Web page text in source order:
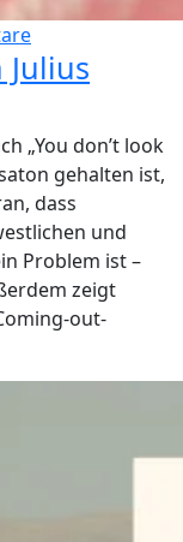
Julius
„You don’t look
gehalten ist,
dass
und
Problem ist –
zeigt
out-